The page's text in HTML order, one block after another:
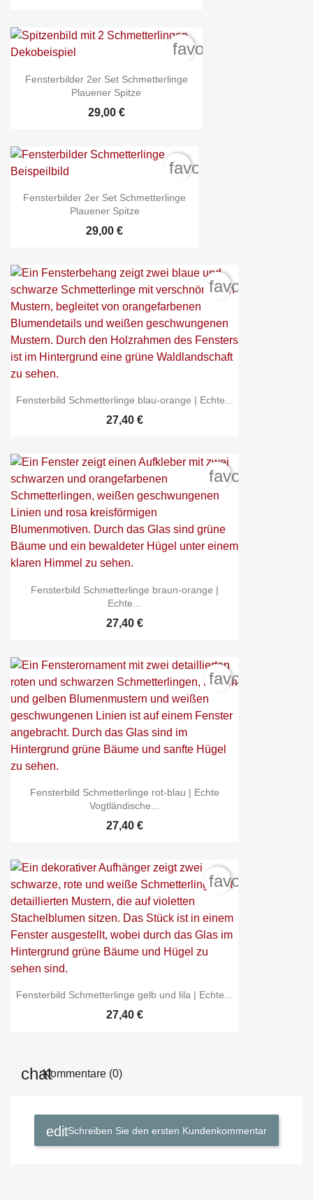
Fensterbilder 2er Set Schmetterlinge
Plauener Spitze
29,00 €
favorite_border
Fensterbilder 2er Set Schmetterlinge
Plauener Spitze
29,00 €
favorite_border
Fensterbild Schmetterlinge blau-orange | Echte...
27,40 €
Fensterbild Schmetterlinge braun-orange |
Echte...
27,40 €
Fensterbild Schmetterlinge rot-blau | Echte
Vogtländische...
27,40 €
Fensterbild Schmetterlinge gelb und lila | Echte...
27,40 €
Kommentare (0)
Schreiben Sie den ersten Kundenkommentar